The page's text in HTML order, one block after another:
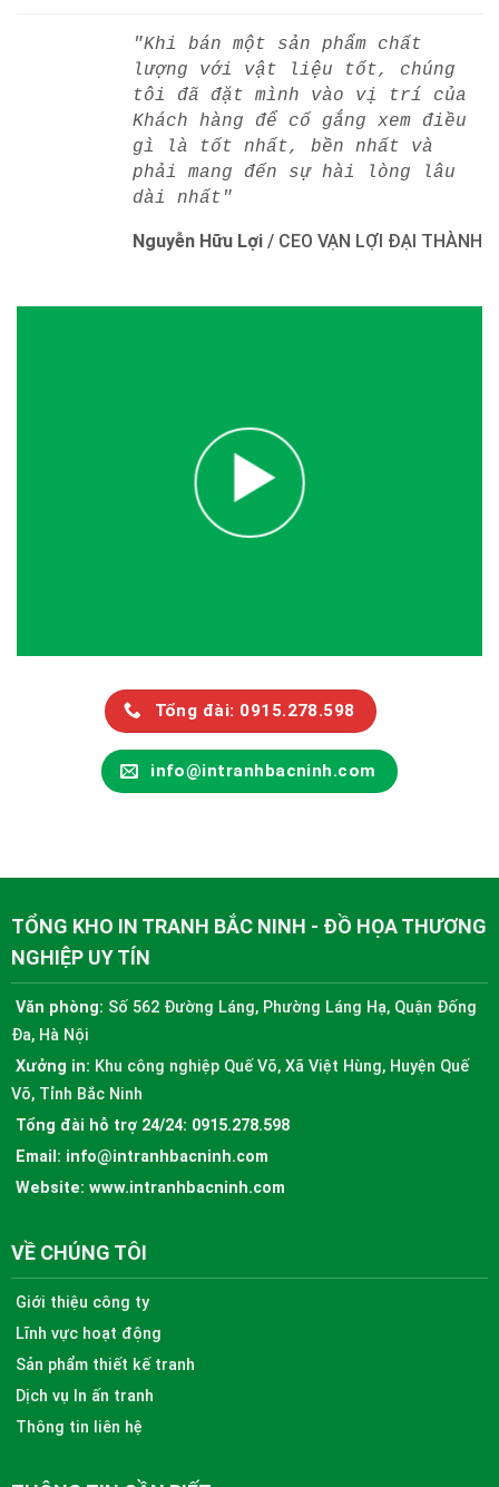
"Khi bán một sản phẩm chất
lượng với vật liệu tốt, chúng
tôi đã đặt mình vào vị trí của
Khách hàng để cố gắng xem điều
gì là tốt nhất, bền nhất và
phải mang đến sự hài lòng lâu
dài nhất"
Nguyễn Hữu Lợi / CEO VẠN LỢI ĐẠI THÀNH
Tổng đài: 0915.278.598
info@intranhbacninh.com
TỔNG KHO IN TRANH BẮC NINH - ĐỒ HỌA THƯƠNG
NGHIỆP UY TÍN
Văn phòng: Số 562 Đường Láng, Phường Láng Hạ, Quận Đống
Đa, Hà Nội
Xưởng in: Khu công nghiệp Quế Võ, Xã Việt Hùng, Huyện Quế
Võ, Tỉnh Bắc Ninh
Tổng đài hỗ trợ 24/24: 0915.278.598
Email: info@intranhbacninh.com
Website: www.intranhbacninh.com
VỀ CHÚNG TÔI
Giới thiệu công ty
Lĩnh vực hoạt động
Sản phẩm thiết kế tranh
Dịch vụ In ấn tranh
Thông tin liên hệ